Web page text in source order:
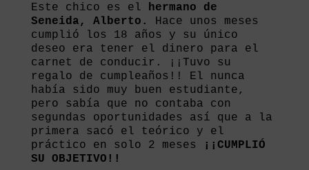
Este chico es el hermano de
Seneida, Alberto. Hace unos meses
cumplió los 18 años y su único
deseo era tener el dinero para el
carnet de conducir. ¡¡Tuvo su
regalo de cumpleaños!! El nunca
había sido muy buen estudiante,
pero sabía que no contaba con
segundas oportunidades así que a la
primera sacó el teórico y el
práctico en solo 2 meses
¡¡CUMPLIÓ
SU OBJETIVO!!